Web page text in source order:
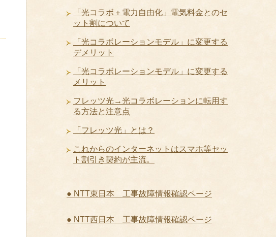
「光コラボ＋電力自由化」電気料金とのセ
ット割について
「光コラボレーションモデル」に変更する
デメリット
「光コラボレーションモデル」に変更する
メリット
フレッツ光→光コラボレーションに転用す
る方法と注意点
「フレッツ光」とは？
これからのインターネットはスマホ等セッ
ト割引き契約が主流。
● NTT東日本 工事故障情報確認ページ
● NTT西日本 工事故障情報確認ページ